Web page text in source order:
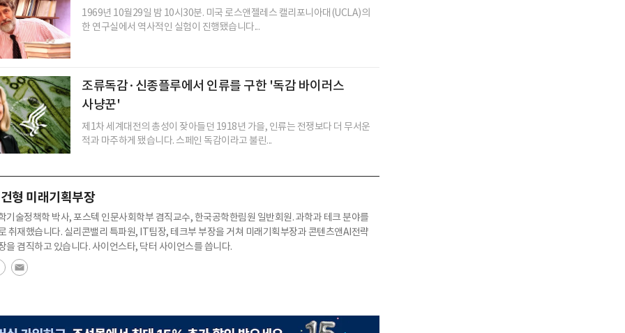
1969년 10월29일 밤 10시30분. 미국 로스앤젤레스 캘리포니아대(UCLA)의
한 연구실에서 역사적인 실험이 진행됐습니다...
조류독감·신종플루에서 인류를 구한 '독감 바이러스
사냥꾼'
제1차 세계대전의 총성이 잦아들던 1918년 가을, 인류는 전쟁보다 더 무서운
적과 마주하게 됐습니다. 스페인 독감이라고 불린...
형 미래기획부장
기술정책학 박사, 포스텍 인문사회학부 겸직교수, 한국공학한림원 일반회원. 과학과 테크 분야를
취재했습니다. 실리콘밸리 특파원, IT팀장, 테크부 부장을 거쳐 미래기획부장과 콘텐츠앤AI전략
을 겸직하고 있습니다. 사이언스타, 닥터 사이언스를 씁니다.